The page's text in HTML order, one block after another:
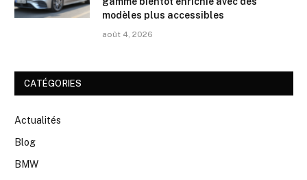
modèles plus accessibles
août 4, 2026
CATÉGORIES
Actualités
Blog
BMW